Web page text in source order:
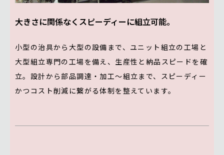
大きさに関係なくスピーディーに組立可能。
小型の治具から大型の設備まで、ユニット組立の工場と
大型組立専門の工場を備え、生産性と納品スピードを確
立。設計から部品調達・加工〜組立まで、スピーディー
かつコスト削減に繋がる体制を整えています。